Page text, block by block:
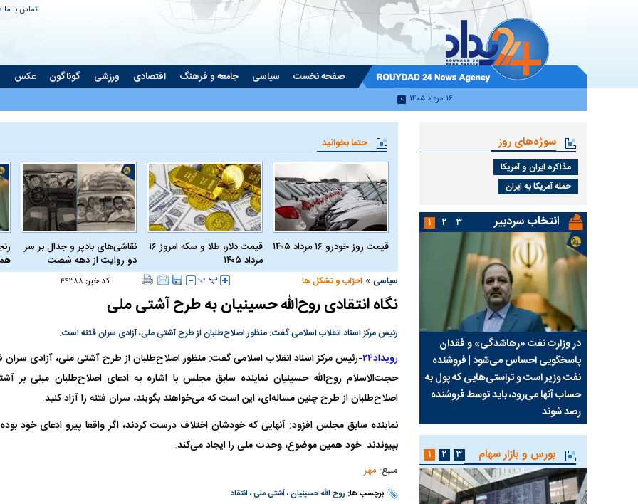
تماس با ما
صفحه نخست سیاسی جامعه و فرهنگ اقتصادی ورزشی گوناگون عکس
۱۶ مرداد ۱۴۰۵
حتما بخوانید
قیمت روز خودرو ۱۶ مرداد ۱۴۰۵
قیمت دلار، طلا و سکه امروز ۱۶
مرداد ۱۴۰۵
نقاشی‌های بادپر و جدال بر سر
دو روایت از دهه شصت
سیاسی » احزاب و تشکل ها کد خبر: ۴۴۳۸۸
نگاه انتقادی روح‌الله حسینیان به طرح آشتی ملی
رئیس مرکز اسناد انقلاب اسلامی گفت: منظور اصلاح‌طلبان از طرح آشتی ملی، آزادی سران فتنه است.
رویداد۲۴ -رئیس مرکز اسناد انقلاب اسلامی گفت: منظور اصلاح‌طلبان از طرح آشتی ملی، آزادی
حجت‌الاسلام روح‌الله حسینیان نماینده سابق مجلس با اشاره به ادعای اصلاح‌طلبان مبنی بر
اصلاح‌طلبان از طرح چنین مساله‌ای، این است که می‌خواهند بگویند، سران فتنه را آزاد کنید.
نماینده سابق مجلس افزود: آنهایی که خودشان اختلاف درست کردند، اگر واقعا پیرو ادعای خود
بپیوندند. خود همین موضوع، وحدت ملی را ایجاد می‌کند.
منبع: مهر
برچسب ها: روح الله حسینیان،آشتی ملی، انتقاد
سوژه‌های روز
مذاکره ایران و آمریکا
حمله آمریکا به ایران
انتخاب سردبیر
در وزارت نفت «رهاشدگی» و فقدان
پاسخگویی احساس می‌شود | فروشنده
نفت وزیر است و تراستی‌هایی که پول به
حساب آنها می‌رود، باید توسط فروشنده
رصد شوند
چرا رویای آمریکایی سرنگونی رژیم و
نابودی محور مقاومت تعبیر نشد؟ | پشت
پرده تجارت پهپاد‌ ۱۵۰۰ دلاری که
واشنگتن را زمین زد
مطالعه رفتار هیستریک صدا و سیما علیه
کمپین نه به اعدام
پاسخگویی
نفت وزیر است و
حساب آنها
۱ ۲ ۳
بورس و بازار سهام ۱ ۲ ۳